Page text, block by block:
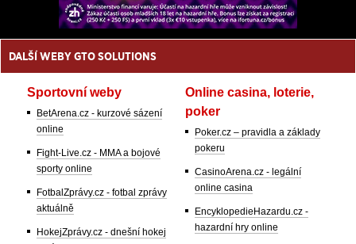
DALŠÍ WEBY GTO SOLUTIONS
Sportovní weby
BetArena.cz - kurzové sázení
online
Fight-Live.cz - MMA a bojové
sporty online
FotbalZprávy.cz - fotbal zprávy
aktuálně
HokejZprávy.cz - dnešní hokej
Online casina, loterie,
poker
Poker.cz – pravidla a základy
pokeru
CasinoArena.cz - legální
online casina
EncyklopedieHazardu.cz -
hazardní hry online